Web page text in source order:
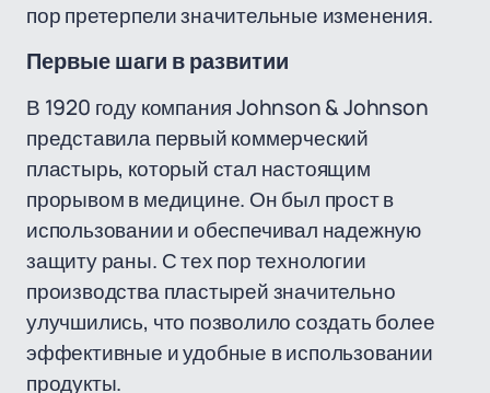
пор претерпели значительные изменения.
Первые шаги в развитии
В 1920 году компания Johnson & Johnson
представила первый коммерческий
пластырь, который стал настоящим
прорывом в медицине. Он был прост в
использовании и обеспечивал надежную
защиту раны. С тех пор технологии
производства пластырей значительно
улучшились, что позволило создать более
эффективные и удобные в использовании
продукты.